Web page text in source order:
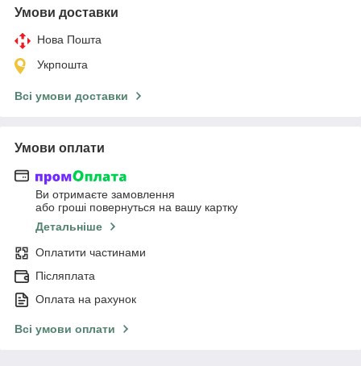
Умови доставки
Нова Пошта
Укрпошта
Всі умови доставки
Умови оплати
Ви отримаєте замовлення
або гроші повернуться на вашу картку
Детальніше
Оплатити частинами
Післяплата
Оплата на рахунок
Всі умови оплати